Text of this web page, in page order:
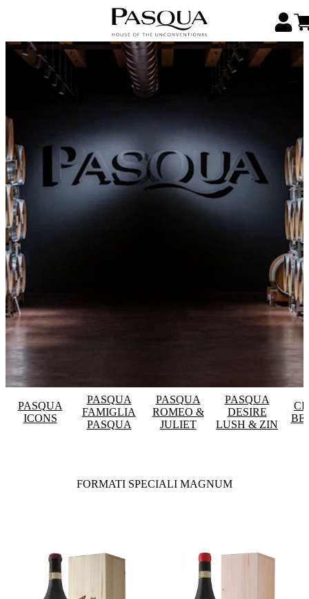
PASQUA
ICONS
PASQUA
FAMIGLIA
PASQUA
PASQUA
ROMEO &
JULIET
PASQUA
DESIRE
LUSH & ZIN
FORMATI SPECIALI MAGNUM